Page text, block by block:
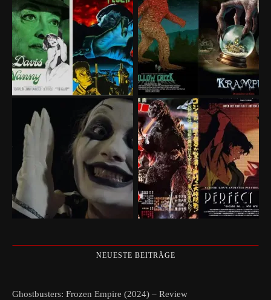
NEUESTE BEITRÄGE
Ghostbusters: Frozen Empire (2024) – Review